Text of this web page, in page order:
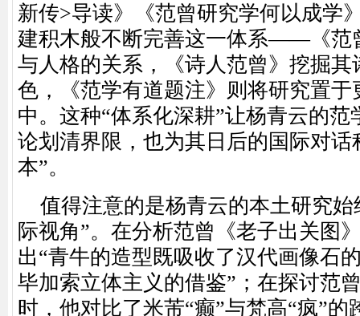
新传>导读》《范曾研究学何以成学
建积木般不断完善这一体系——《范
与人格的关系，《诗人范曾》挖掘其
色，《范学有道题注》则将研究置于
中。这种“体系化深耕”让杨青云的范
论划清界限，也为其日后的国际对话
本”。
值得注意的是杨青云的本土研究始
际视角”。在分析范曾《老子出关图
出“青牛的造型既吸收了汉代画像石
毕加索立体主义的借鉴”；在探讨范
时，他对比了米芾“癫”与梵高“疯”的